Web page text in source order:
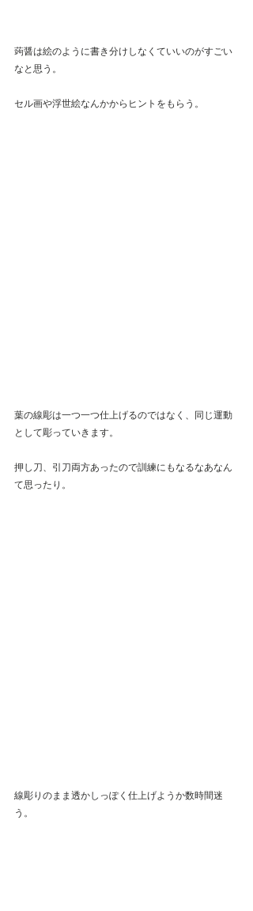
蒟醤は絵のように書き分けしなくていいのがすごい
なと思う。
セル画や浮世絵なんかからヒントをもらう。
葉の線彫は一つ一つ仕上げるのではなく、同じ運動
として彫っていきます。
押し刀、引刀両方あったので訓練にもなるなあなん
て思ったり。
線彫りのまま透かしっぽく仕上げようか数時間迷
う。